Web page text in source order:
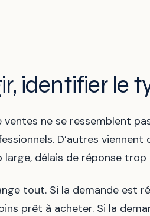
identifier le
ventes ne se ressemblent
D’autres
délais de réponse
tout. Si la demande est
prêt à acheter. Si la